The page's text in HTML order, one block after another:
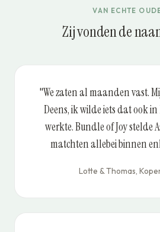
VAN ECHTE
Zij vonden de
"We zaten al maanden vast.
Deens, ik wilde iets dat ook
werkte. Bundle of Joy stelde
matchten allebei binnen
Lotte & Thomas,